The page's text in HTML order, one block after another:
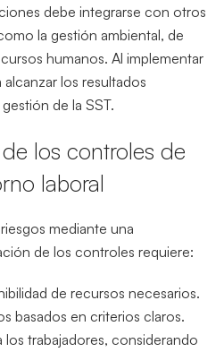
debe integrarse con otros
la gestión ambiental, de
humanos. Al implementar
los resultados
de la SST.
los controles de
laboral
mediante una
de los controles requiere:
de recursos necesarios.
basados en criterios claros.
los trabajadores, considerando